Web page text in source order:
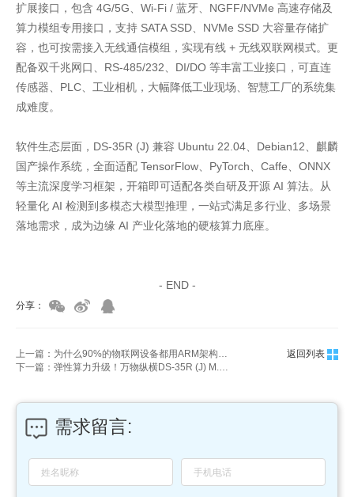
扩展接口，包含 4G/5G、Wi-Fi / 蓝牙、NGFF/NVMe 高速存储及
算力模组专用接口，支持 SATA SSD、NVMe SSD 大容量存储扩
容，也可按需接入无线通信模组，实现有线 + 无线双联网模式。更
配备双千兆网口、RS-485/232、DI/DO 等丰富工业接口，可直连
传感器、PLC、工业相机，大幅降低工业现场、智慧工厂的系统集
成难度。
软件生态层面，DS-35R (J) 兼容 Ubuntu 22.04、Debian12、麒麟
国产操作系统，全面适配 TensorFlow、PyTorch、Caffe、ONNX
等主流深度学习框架，开箱即可适配各类自研及开源 AI 算法。从
轻量化 AI 检测到多模态大模型推理，一站式满足多行业、多场景
落地需求，成为边缘 AI 产业化落地的硬核算力底座。
- END -
分享：
上一篇：为什么90%的物联网设备都用ARM架构？核心原理与落地应用解析
返回列表
下一篇：弹性算力升级！万物纵横DS-35R (J) M.2 算力模组，覆盖 3B-35B 大模型本地推理
需求留言: